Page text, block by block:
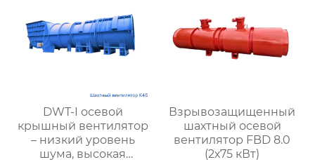
DWT-I осевой
крышный вентилятор
– низкий уровень
шума, высокая
Взрывозащищенный
шахтный осевой
вентилятор FBD 8.0
(2х75 кВт)